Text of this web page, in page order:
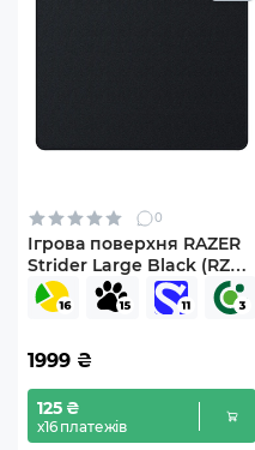
0
Ігрова поверхня RAZER
Strider Large Black (RZ02-
03810200-R3M1)
1999 ₴
125 ₴
х16 платежів